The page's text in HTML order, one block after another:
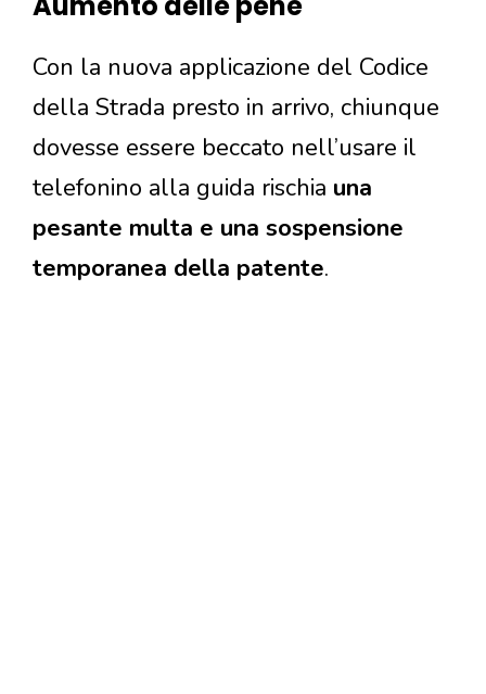
Con la nuova applicazione del Codice
della Strada presto in arrivo, chiunque
dovesse essere beccato nell’usare il
telefonino alla guida rischia una
pesante multa e una sospensione
temporanea della patente.